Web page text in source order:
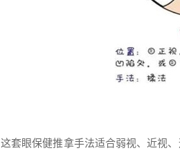
这套眼保健推拿手法适合弱视、近视